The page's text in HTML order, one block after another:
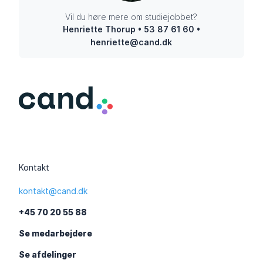
Vil du høre mere om studiejobbet?
Henriette Thorup • 53 87 61 60 •
henriette@cand.dk
Kontakt
kontakt@cand.dk
+45 70 20 55 88
Se medarbejdere
Se afdelinger